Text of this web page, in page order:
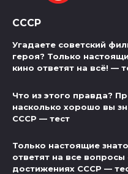
СССР
Угадаете советский
героя? Только
кино ответят на всё! —
Что из этого правда?
насколько хорошо вы
СССР — тест
Только настоящие
ответят на все вопросы
достижениях СССР —